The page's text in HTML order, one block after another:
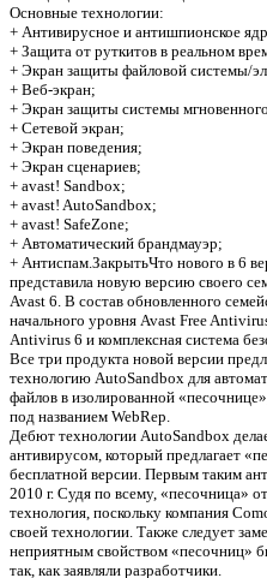
Предлагаем
Avast!
Final +
Final [2011,
(2011) [RUS]
Основные технологии:
+ Антивирусное и антишпионское
+ Защита от руткитов в реальном
+ Экран защиты файловой системы/
+ Веб-экран;
+ Экран защиты системы
+ Сетевой экран;
+ Экран поведения;
+ Экран сценариев;
+ avast! Sandbox;
+ avast! AutoSandbox;
+ avast! SafeZone;
+ Автоматический брандмауэр;
+ Антиспам.ЗакрытьЧто нового в 6
представила новую версию своего
Avast 6. В состав обновленного
начального уровня Avast Free
Antivirus 6 и комплексная система
Все три продукта новой версии
технологию AutoSandbox для
файлов в изолированной
под названием WebRep.
Дебют технологии AutoSandbox
антивирусом, который предлагает
бесплатной версии. Первым таким
2010 г. Судя по всему, «песочница»
технология, поскольку компания
своей технологии. Также следует
неприятным свойством «песочниц»
так, как заявляли разработчики.